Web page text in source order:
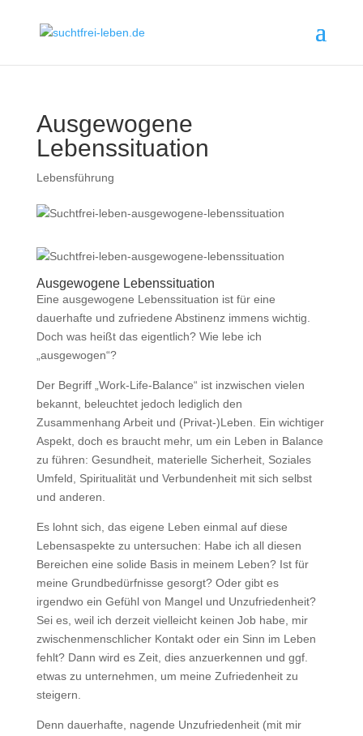
Ausgewogene
Lebenssituation
Lebensführung
Ausgewogene Lebenssituation
Eine ausgewogene Lebenssituation ist für eine
dauerhafte und zufriedene Abstinenz immens wichtig.
Doch was heißt das eigentlich? Wie lebe ich
„ausgewogen“?
Der Begriff „Work-Life-Balance“ ist inzwischen vielen
bekannt, beleuchtet jedoch lediglich den
Zusammenhang Arbeit und (Privat-)Leben. Ein wichtiger
Aspekt, doch es braucht mehr, um ein Leben in Balance
zu führen: Gesundheit, materielle Sicherheit, Soziales
Umfeld, Spiritualität und Verbundenheit mit sich selbst
und anderen.
Es lohnt sich, das eigene Leben einmal auf diese
Lebensaspekte zu untersuchen: Habe ich all diesen
Bereichen eine solide Basis in meinem Leben? Ist für
meine Grundbedürfnisse gesorgt? Oder gibt es
irgendwo ein Gefühl von Mangel und Unzufriedenheit?
Sei es, weil ich derzeit vielleicht keinen Job habe, mir
zwischenmenschlicher Kontakt oder ein Sinn im Leben
fehlt? Dann wird es Zeit, dies anzuerkennen und ggf.
etwas zu unternehmen, um meine Zufriedenheit zu
steigern.
Denn dauerhafte, nagende Unzufriedenheit (mit mir